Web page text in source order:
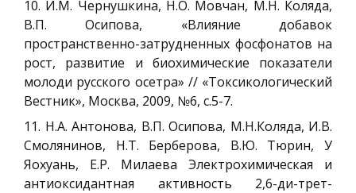
10. И.М. Чернушкина, Н.О. Мовчан, М.Н. Коляда,
В.П. Осипова, «Влияние добавок
пространственно-затрудненных фосфонатов на
рост, развитие и биохимические показатели
молоди русского осетра» // «Токсикологический
Вестник», Москва, 2009, №6, с.5-7.
11. Н.А. Антонова, В.П. Осипова, М.Н.Коляда, И.В.
Смолянинов, Н.Т. Берберова, В.Ю. Тюрин, У
Яохуань, E.Р. Милаева Электрохимическая и
антиоксидантная активность 2,6-ди-трет-